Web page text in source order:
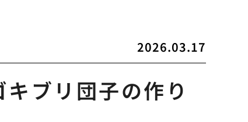
2026.03.17
ブリ団子の作り